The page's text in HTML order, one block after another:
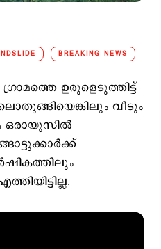
BREAKING NEWS
ഉരുള‍െടുത്തിട്ട്
വീടും
ഒരായുസില്‍